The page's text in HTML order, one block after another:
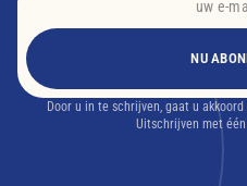
NU
Door u in te schrijven, gaat u
Uitschrijven met